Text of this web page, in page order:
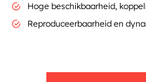
Hoge beschikbaarheid,
Reproduceerbaarheid en